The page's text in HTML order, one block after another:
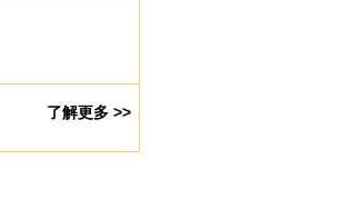
了解更多 >>